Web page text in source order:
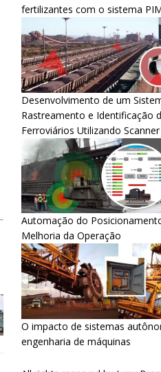
fertilizantes com o sistema
Desenvolvimento de um
Rastreamento e Identificação
Ferroviários Utilizando
Automação do
Melhoria da Operação
O impacto de sistemas
engenharia de máquinas